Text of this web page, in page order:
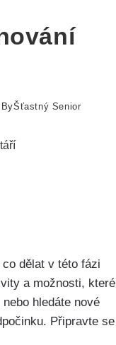
ByŠťastný Senior
dělat v této fázi
a možnosti, které
hledáte nové
Připravte se